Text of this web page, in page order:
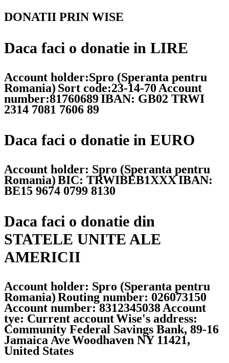
DONATII PRIN WISE
Daca faci o donatie in LIRE
Account holder:Spro (Speranta pentru
Romania) Sort code:23-14-70Account
number:81760689IBAN: GB02 TRWI
2314 7081 7606 89
Daca faci o donatie in EURO
Account holder: Spro (Speranta pentru
Romania)BIC: TRWIBEB1XXXIBAN:
BE15 9674 0799 8130
Daca faci o donatie din
STATELE UNITE ALE
AMERICII
Account holder: Spro (Speranta pentru
Romania)Routing number: 026073150
Account number: 8312345038Account
tye: Current accountWise's address:
Community Federal Savings Bank, 89-16
Jamaica AveWoodhaven NY 11421,
United States